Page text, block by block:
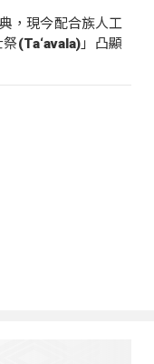
，現今配合族人工
(Ta‘avala)」凸顯